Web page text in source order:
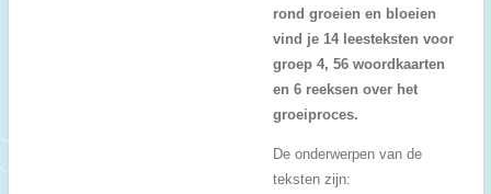
rond groeien en bloeien
vind je 14 leesteksten voor
groep 4, 56 woordkaarten
en 6 reeksen over het
groeiproces.
De onderwerpen van de
teksten zijn: